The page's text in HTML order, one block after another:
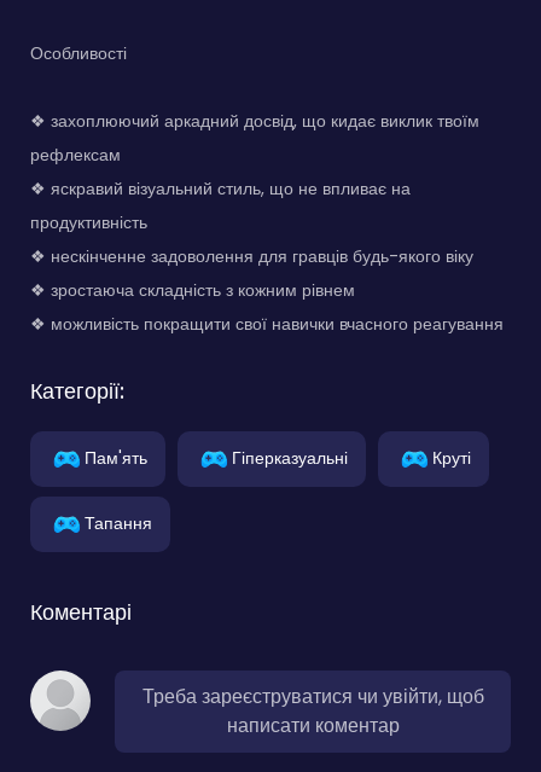
Особливості
❖ захоплюючий аркадний досвід, що кидає виклик твоїм
рефлексам
❖ яскравий візуальний стиль, що не впливає на
продуктивність
❖ нескінченне задоволення для гравців будь-якого віку
❖ зростаюча складність з кожним рівнем
❖ можливість покращити свої навички вчасного реагування
Категорії:
Пам'ять Гіперказуальні Круті
Тапання
Коментарі
Треба зареєструватися чи увійти, щоб
написати коментар